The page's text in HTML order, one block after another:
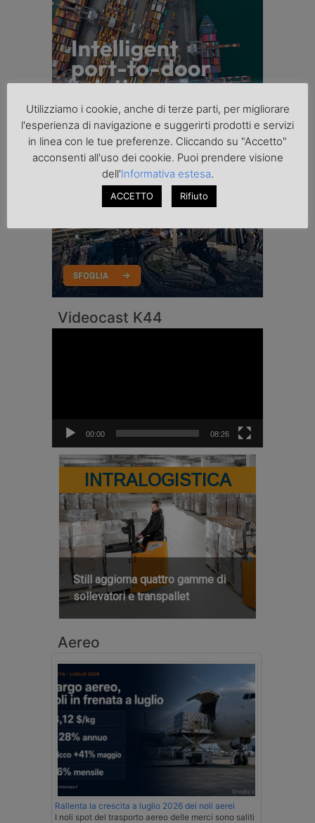
Videocast K44
00:00 08:26
INTRALOGISTICA
Still aggiorna quattro gamme di
sollevatori e transpallet
Aereo
Rallenta la crescita a luglio 2026 dei noli aerei
I noli spot del trasporto aereo delle merci sono saliti
Utilizziamo i cookie, anche di terze parti, per migliorare
l'esperienza di navigazione e suggerirti prodotti e servizi
in linea con le tue preferenze. Cliccando su "Accetto"
acconsenti all'uso dei cookie. Puoi prendere visione
dell'Informativa estesa.
ACCETTO Rifiuto